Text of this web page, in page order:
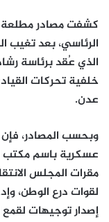
كشفت مصادر مطلعة
الرئاسي، بعد تغيب
الذي عُقد برئاسة
خلفية تحركات
عدن.
وبحسب المصادر،
عسكرية باسم مكتب
مقرات المجلس
لقوات درع الوطن،
إصدار توجيهات